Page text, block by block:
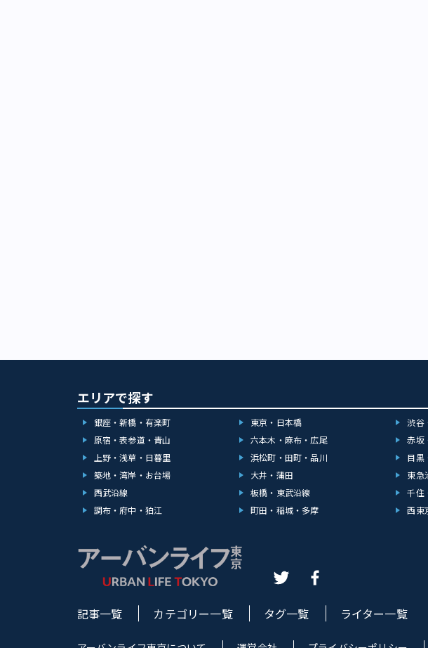
エリアで探す
銀座・新橋・有楽町 東京・日本橋 渋谷
原宿・表参道・青山
六本木・麻布・広尾 赤坂
上野・浅草・日暮里
浜松町・田町・品川 目黒
築地・湾岸・お台場
大井・蒲田 東急
西武沿線
板橋・東武沿線 千住
調布・府中・狛江
町田・稲城・多摩 西東
記事一覧 カテゴリー一覧 タグ一覧 ライター一覧